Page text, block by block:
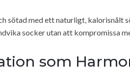
sötad med ett naturligt, kalorisnålt
socker utan att kompromissa
som